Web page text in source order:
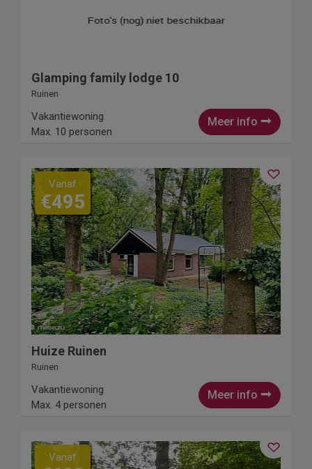
Glamping family lodge 10
Ruinen
Meer info
Vakantiewoning
Max. 10 personen
Vanaf
€495
Huize Ruinen
Ruinen
Meer info
Vakantiewoning
Max. 4 personen
Vanaf